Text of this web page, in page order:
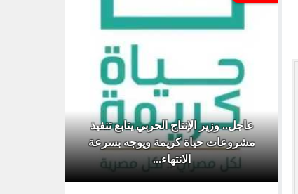
عاجل.. وزير الإنتاج الحربي يتابع تنفيذ
مشروعات حياة كريمة ويوجه بسرعة
الانتهاء...